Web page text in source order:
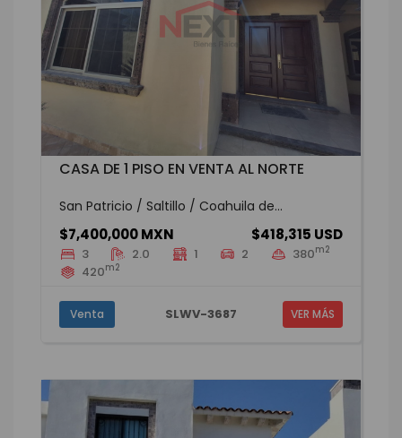
CASA DE 1 PISO EN VENTA AL NORTE
San Patricio / Saltillo / Coahuila de...
$7,400,000 MXN $418,315 USD
3 2.0 1 2 380m2
420m2
Venta SLWV-3687 VER MÁS